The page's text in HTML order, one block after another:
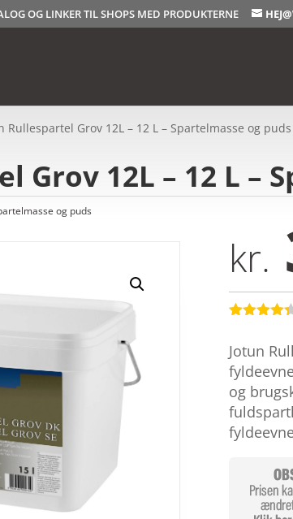
OG LINKER TIL SHOPS MED PRODUKTERNE
Rullespartel Grov 12L – 12 L – Spartelmasse og puds
Grov 12L – 12 L –
og puds
kr.
ud af 5
baseret
på
kundebedø
mmelser
Jotun
og